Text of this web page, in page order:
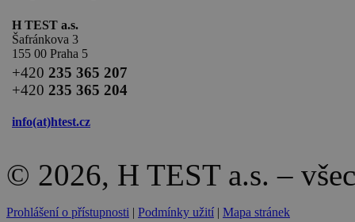
H TEST a.s.
Šafránkova 3
155 00 Praha 5
+420 235 365 207
+420 235 365 204
info(at)htest.cz
© 2026, H TEST a.s. –
Prohlášení o přístupnosti | Podmínky užití | Mapa stránek